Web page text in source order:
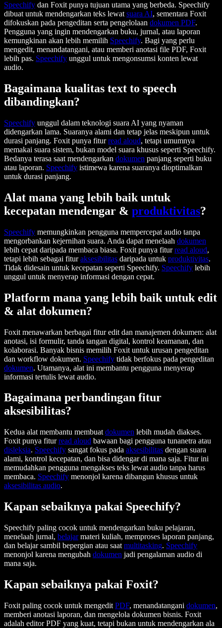
Speechify dan Foxit punya tujuan utama yang berbeda. Speechify
dibuat untuk mendengarkan teks lewat suara AI, sementara Foxit
difokuskan pada pengeditan serta pengelolaan dokumen PDF.
Pengguna yang ingin mendengarkan buku, jurnal, atau laporan
kemungkinan akan lebih memilih Speechify. Bagi yang perlu
mengedit, menandatangani, atau memberi anotasi file PDF, Foxit
lebih pas. Speechify unggul untuk mengonsumsi konten lewat
audio.
Bagaimana kualitas text to speech
dibandingkan?
Speechify unggul dalam teknologi suara AI yang nyaman
didengarkan lama. Suaranya alami dan tetap jelas meskipun untuk
durasi panjang. Foxit punya fiturread aloud, tetapi umumnya
memakai suara sistem, bukan model suara khusus seperti Speechify.
Bedanya terasa saat mendengarkan dokumen panjang seperti buku
atau laporan. Speechify istimewa karena suaranya dioptimalkan
untuk durasi panjang.
Alat mana yang lebih baik untuk
kecepatan mendengar & produktivitas?
Speechify memungkinkan pengguna mempercepat audio tanpa
mengorbankan kejernihan suara. Anda dapat menelaah dokumen
lebih cepat daripada membaca biasa. Foxit punya fiturread aloud,
tetapi lebih sebagai fituraksesibilitas daripada untuk produktivitas.
Tidak didesain untuk kecepatan seperti Speechify. Speechify lebih
unggul untuk menyerap informasi dengan cepat.
Platform mana yang lebih baik untuk edit
& alat dokumen?
Foxit menawarkan berbagai fitur edit dan manajemen dokumen: alat
anotasi, isi formulir, tanda tangan digital, kontrol keamanan, dan
kolaborasi. Banyak bisnis memilih Foxit untuk urusan pengeditan
dan workflow dokumen. Speechify tidak berfokus pada pengeditan
dokumen. Utamanya, alat ini membantu pengguna menyerap
informasi tertulis lewat audio.
Bagaimana perbandingan fitur
aksesibilitas?
Kedua alat membantu membuat dokumen lebih mudah diakses.
Foxit punya fiturread aloud bawaan bagi pengguna tunanetra atau
disleksia. Speechify sangat fokus pada aksesibilitas dengan suara
alami, kontrol kecepatan, dan bisa didengar di mana saja. Fitur ini
memudahkan pengguna mengakses teks lewat audio tanpa harus
membaca. Speechify menonjol karena dibangun khusus untuk
aksesibilitas audio.
Kapan sebaiknya pakai Speechify?
Speechify paling cocok untuk mendengarkan buku pelajaran,
menelaah jurnal, belajarmateri kuliah, memproses laporan panjang,
dan belajar sambil bepergian atau saat multitasking. Speechify
menonjol karena mengubah dokumen jadi pengalaman audio di
mana saja.
Kapan sebaiknya pakai Foxit?
Foxit paling cocok untuk mengedit PDF, menandatangani dokumen,
memberi anotasi laporan, dan mengelola dokumen bisnis. Foxit
adalah editor PDF yang kuat, tetapi bukan untuk mendengarkan ala